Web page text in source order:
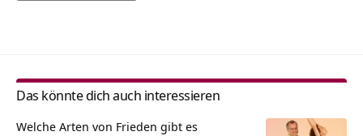
Das könnte dich auch interessieren
Welche Arten von Frieden gibt es